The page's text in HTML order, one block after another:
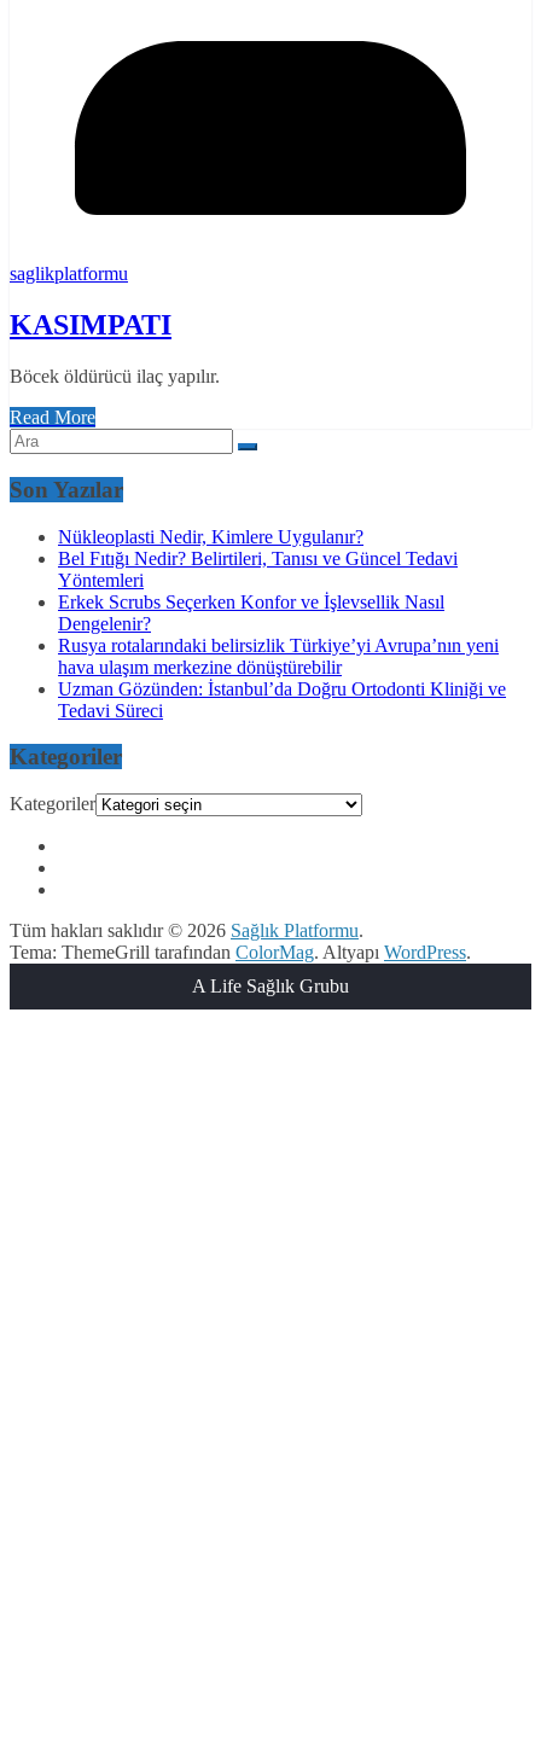
saglikplatformu
KASIMPATI
Böcek öldürücü ilaç yapılır.
Read More
Son Yazılar
Nükleoplasti Nedir, Kimlere Uygulanır?
Bel Fıtığı Nedir? Belirtileri, Tanısı ve Güncel Tedavi
Yöntemleri
Erkek Scrubs Seçerken Konfor ve İşlevsellik Nasıl
Dengelenir?
Rusya rotalarındaki belirsizlik Türkiye’yi Avrupa’nın yeni
hava ulaşım merkezine dönüştürebilir
Uzman Gözünden: İstanbul’da Doğru Ortodonti Kliniği ve
Tedavi Süreci
Kategoriler
Kategoriler
Tüm hakları saklıdır © 2026 Sağlık Platformu.
Tema: ThemeGrill tarafından ColorMag. Altyapı WordPress.
A Life Sağlık Grubu